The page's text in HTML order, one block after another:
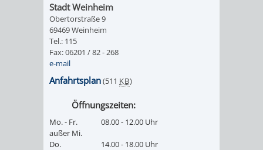
Stadt Weinheim
Obertorstraße 9
69469 Weinheim
Tel.: 115
Fax: 06201 / 82 - 268
e-mail
Anfahrtsplan(511 KB)
Öffnungszeiten:
Mo. - Fr.
außer Mi.
08.00 - 12.00 Uhr
Do.
14.00 - 18.00 Uhr